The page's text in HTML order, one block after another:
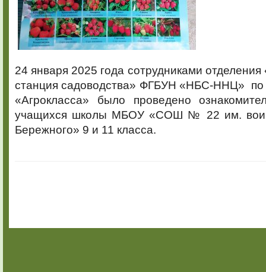
24 января 2025 года сотрудниками
станция садоводства» ФГБУН «НБС-ННЦ» по
«Агрокласса» было проведено
учащихся школы МБОУ «СОШ № 22 им.
Бережного» 9 и 11 класса.